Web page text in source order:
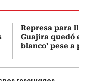
Represa para
Guajira quedó en
blanco’ pese a